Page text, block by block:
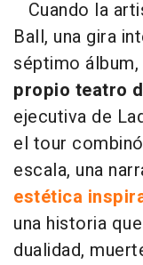
Cuando la
Ball, una gira
séptimo álbum,
propio teatro
ejecutiva de
el tour
escala, una
estética
una historia
dualidad,